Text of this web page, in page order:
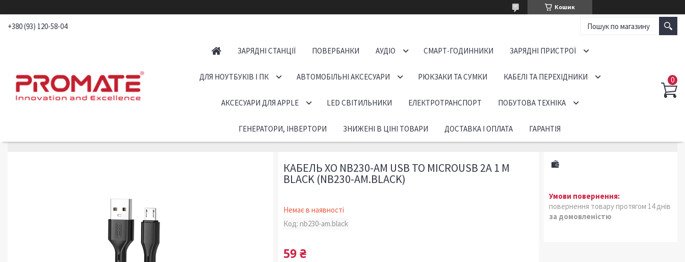
Кошик
+380 (93) 120-58-04
ЗАРЯДНІ СТАНЦІЇ ПОВЕРБАНКИ АУДІО СМАРТ-ГОДИННИКИ ЗАРЯДНІ ПРИСТРОЇ
ДЛЯ НОУТБУКІВ І ПК АВТОМОБІЛЬНІ АКСЕСУАРИ РЮКЗАКИ ТА СУМКИ КАБЕЛІ ТА ПЕРЕХІДНИКИ
АКСЕСУАРИ ДЛЯ APPLE LED СВІТИЛЬНИКИ ЕЛЕКТРОТРАНСПОРТ ПОБУТОВА ТЕХНІКА
ГЕНЕРАТОРИ, ІНВЕРТОРИ ЗНИЖЕНІ В ЦІНІ ТОВАРИ ДОСТАВКА І ОПЛАТА ГАРАНТІЯ
КАБЕЛЬ XO NB230-AM USB TO MICROUSB 2А 1 М
BLACK (NB230-AM.BLACK)
Немає в наявності
Код:nb230-am.black
59 ₴
повернення товару протягом 14 днів
за домовленістю